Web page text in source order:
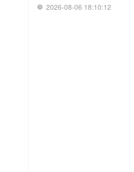
 2026-08-06 18:10:12